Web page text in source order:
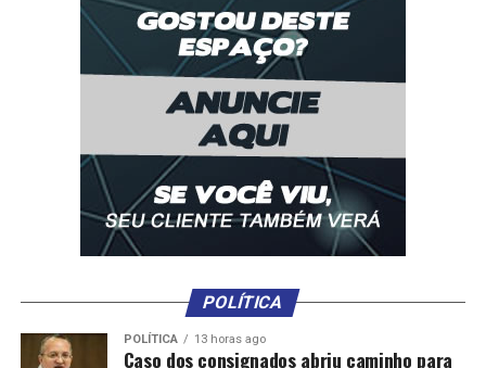
POLÍTICA
POLÍTICA 13 horas ago
Caso dos consignados abriu caminho para